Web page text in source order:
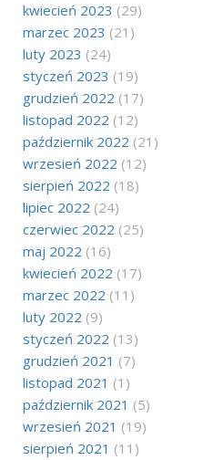
kwiecień 2023 (29)
marzec 2023 (21)
luty 2023 (24)
styczeń 2023 (19)
grudzień 2022 (17)
listopad 2022 (12)
październik 2022 (21)
wrzesień 2022 (12)
sierpień 2022 (18)
lipiec 2022 (24)
czerwiec 2022 (25)
maj 2022 (16)
kwiecień 2022 (17)
marzec 2022 (11)
luty 2022 (9)
styczeń 2022 (13)
grudzień 2021 (7)
listopad 2021 (1)
październik 2021 (5)
wrzesień 2021 (19)
sierpień 2021 (11)